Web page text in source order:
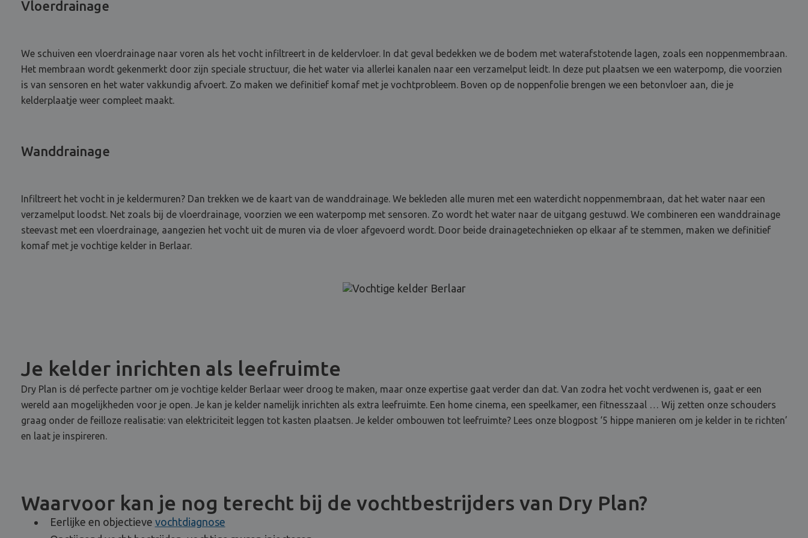
Vloerdrainage
We schuiven een vloerdrainage naar voren als het vocht infiltreert in de keldervloer. In dat geval bedekken we de bodem met waterafstotende lagen, zoals een noppenmembraan.
Het membraan wordt gekenmerkt door zijn speciale structuur, die het water via allerlei kanalen naar een verzamelput leidt. In deze put plaatsen we een waterpomp, die voorzien
is van sensoren en het water vakkundig afvoert. Zo maken we definitief komaf met je vochtprobleem. Boven op de noppenfolie brengen we een betonvloer aan, die je
kelderplaatje weer compleet maakt.
Wanddrainage
Infiltreert het vocht in je keldermuren? Dan trekken we de kaart van de wanddrainage. We bekleden alle muren met een waterdicht noppenmembraan, dat het water naar een
verzamelput loodst. Net zoals bij de vloerdrainage, voorzien we een waterpomp met sensoren. Zo wordt het water naar de uitgang gestuwd. We combineren een wanddrainage
steevast met een vloerdrainage, aangezien het vocht uit de muren via de vloer afgevoerd wordt. Door beide drainagetechnieken op elkaar af te stemmen, maken we definitief
komaf met je vochtige kelder in Berlaar.
Je kelder inrichten als leefruimte
Dry Plan is dé perfecte partner om je vochtige kelder Berlaar weer droog te maken, maar onze expertise gaat verder dan dat. Van zodra het vocht verdwenen is, gaat er een
wereld aan mogelijkheden voor je open. Je kan je kelder namelijk inrichten als extra leefruimte. Een home cinema, een speelkamer, een fitnesszaal … Wij zetten onze schouders
graag onder de feilloze realisatie: van elektriciteit leggen tot kasten plaatsen. Je kelder ombouwen tot leefruimte? Lees onze blogpost ‘5 hippe manieren om je kelder in te richten’
en laat je inspireren.
Waarvoor kan je nog terecht bij de vochtbestrijders van Dry Plan?
Eerlijke en objectieve vochtdiagnose